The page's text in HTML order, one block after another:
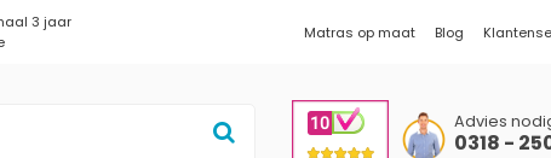
3 jaar
Matras op maat Blog
Advies
0318 -